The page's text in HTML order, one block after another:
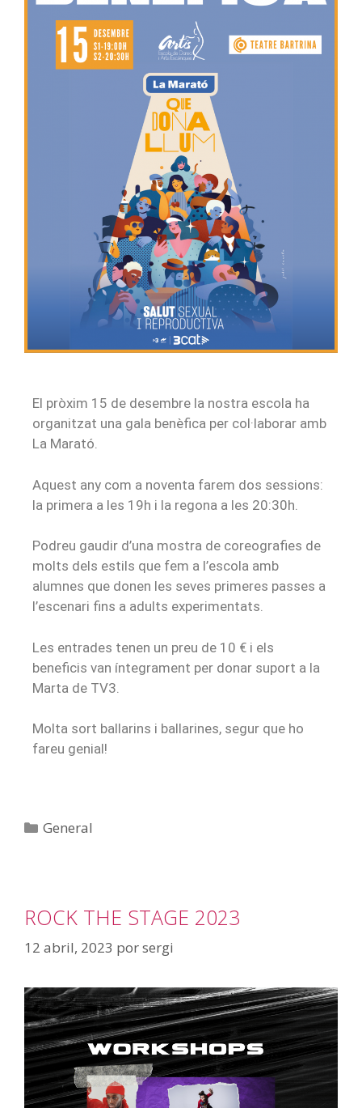
El pròxim 15 de desembre la nostra escola ha
organitzat una gala benèfica per col·laborar amb
La Marató.
Aquest any com a noventa farem dos sessions:
la primera a les 19h i la regona a les 20:30h.
Podreu gaudir d’una mostra de coreografies de
molts dels estils que fem a l’escola amb
alumnes que donen les seves primeres passes a
l’escenari fins a adults experimentats.
Les entrades tenen un preu de 10 € i els
beneficis van íntegrament per donar suport a la
Marta de TV3.
Molta sort ballarins i ballarines, segur que ho
fareu genial!
General
ROCK THE STAGE 2023
12 abril, 2023 porsergi